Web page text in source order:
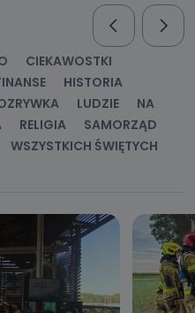
CIEKAWOSTKI
HISTORIA
LUDZIE
NA
RELIGIA
SAMORZĄD
WSZYSTKICH ŚWIĘTYCH